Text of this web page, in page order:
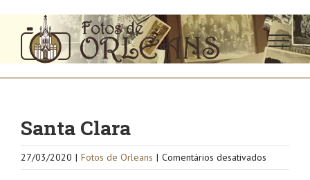
conteúdo
Santa Clara
27/03/2020 | Fotos de Orleans | Comentários desativados
Santa